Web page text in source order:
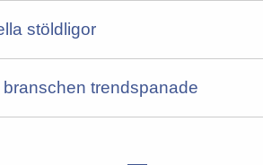
stöldligor
trendspanade